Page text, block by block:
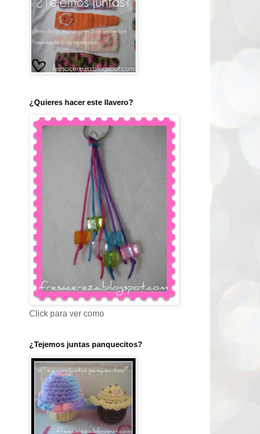
¿Quieres hacer este llavero?
Click para ver como
¿Tejemos juntas panquecitos?